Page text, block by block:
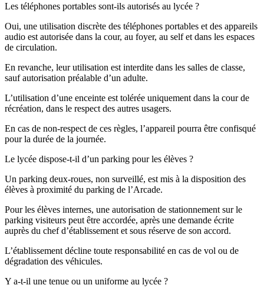
Les téléphones portables sont-ils autorisés au lycée ?
Oui, une utilisation discrète des téléphones portables et des appareils
audio est autorisée dans la cour, au foyer, au self et dans les espaces
de circulation.
En revanche, leur utilisation est interdite dans les salles de classe,
sauf autorisation préalable d’un adulte.
L’utilisation d’une enceinte est tolérée uniquement dans la cour de
récréation, dans le respect des autres usagers.
En cas de non-respect de ces règles, l’appareil pourra être confisqué
pour la durée de la journée.
Le lycée dispose-t-il d’un parking pour les élèves ?
Un parking deux-roues, non surveillé, est mis à la disposition des
élèves à proximité du parking de l’Arcade.
Pour les élèves internes, une autorisation de stationnement sur le
parking visiteurs peut être accordée, après une demande écrite
auprès du chef d’établissement et sous réserve de son accord.
L’établissement décline toute responsabilité en cas de vol ou de
dégradation des véhicules.
Y a-t-il une tenue ou un uniforme au lycée ?